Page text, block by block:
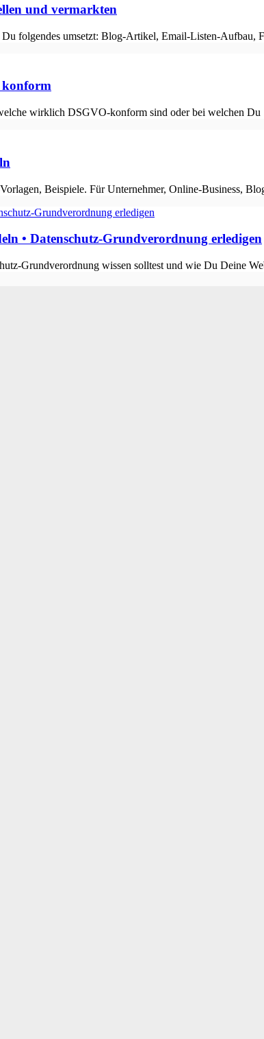
und vermarkten
folgendes umsetzt: Blog-Artikel, Email-Listen-Aufbau,
konform
wirklich DSGVO-konform sind oder bei welchen
Beispiele. Für Unternehmer, Online-Business,
• Datenschutz-Grundverordnung erledigen
Grundverordnung wissen solltest und wie Du Deine